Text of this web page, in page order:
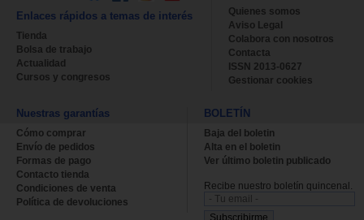
Enlaces rápidos a temas de interés
Tienda
Bolsa de trabajo
Actualidad
Cursos y congresos
Quienes somos
Aviso Legal
Colabora con nosotros
Contacta
ISSN 2013-0627
Gestionar cookies
Nuestras garantías
Cómo comprar
Envío de pedidos
Formas de pago
Contacto tienda
Condiciones de venta
Política de devoluciones
BOLETÍN
Baja del boletin
Alta en el boletin
Ver último boletin publicado
Recibe nuestro boletín quincenal.